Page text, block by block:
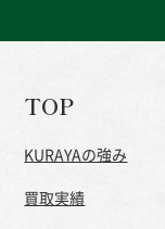
TOP
KURAYAの強み
買取実績